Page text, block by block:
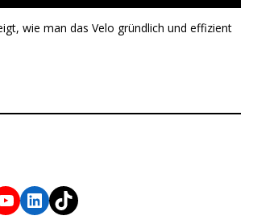
wie man das Velo gründlich und effizient
LinkedIn
TikTok